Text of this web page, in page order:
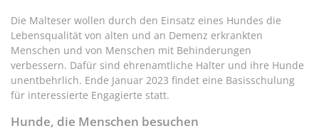
Die Malteser wollen durch den Einsatz eines Hundes die
Lebensqualität von alten und an Demenz erkrankten
Menschen und von Menschen mit Behinderungen
verbessern. Dafür sind ehrenamtliche Halter und ihre Hunde
unentbehrlich. Ende Januar 2023 findet eine Basisschulung
für interessierte Engagierte statt.
Hunde, die Menschen besuchen